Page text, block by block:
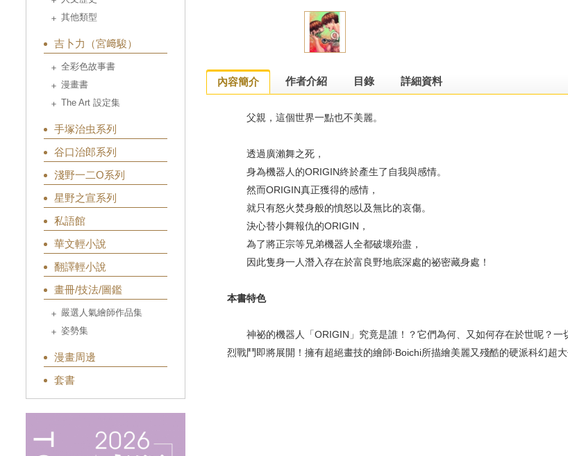
其他類型
吉卜力（宮﨑駿）
全彩色故事書
漫畫書
The Art 設定集
手塚治虫系列
谷口治郎系列
淺野一二O系列
星野之宣系列
私語館
華文輕小說
翻譯輕小說
畫冊/技法/圖鑑
嚴選人氣繪師作品集
姿勢集
漫畫周邊
套書
內容簡介 作者介紹 目錄 詳細資料
父親，這個世界一點也不美麗。
透過廣瀨舞之死，
身為機器人的ORIGIN終於產生了自我與感情。
然而ORIGIN真正獲得的感情，
就只有怒火焚身般的憤怒以及無比的哀傷。
決心替小舞報仇的ORIGIN，
為了將正宗等兄弟機器人全都破壞殆盡，
因此隻身一人潛入存在於富良野地底深處的祕密藏身處！
本書特色
神祕的機器人「ORIGIN」究竟是誰！？它們為何、又如何存在於世呢？一
烈戰鬥即將展開！擁有超絕畫技的繪師‧Boichi所描繪美麗又殘酷的硬派科幻超大